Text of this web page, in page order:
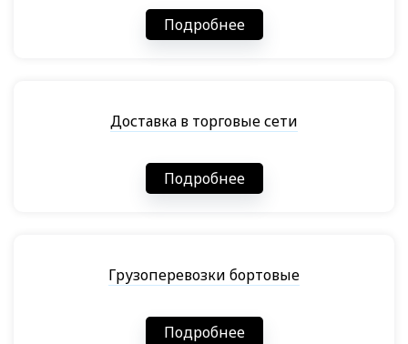
Подробнее
Доставка в торговые сети
Подробнее
Грузоперевозки бортовые
Подробнее